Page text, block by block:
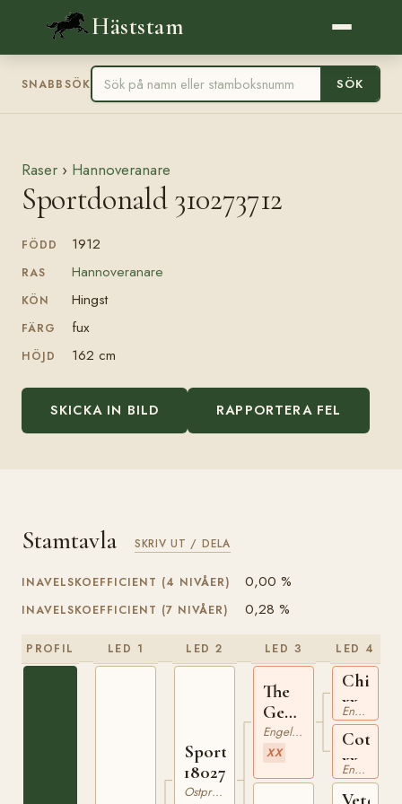
Häststam
SNABBSÖK SÖK
Raser › Hannoveranare
Sportdonald 310273712
FÖDD 1912
RAS Hannoveranare
KÖN Hingst
FÄRG fux
HÖJD 162 cm
SKICKA IN BILD RAPPORTERA FEL
Stamtavla SKRIV UT / DELA
INAVELSKOEFFICIENT (4 NIVÅER) 0,00 %
INAVELSKOEFFICIENT (7 NIVÅER) 0,28 %
PROFIL LED 1 LED 2
Sport
180273496
Ostpreussare
LED 3
The
General
xx
Engelskt Fullblod
XX
LED 4
xxEngelskt Fullblod
xxEngelskt Fullblod